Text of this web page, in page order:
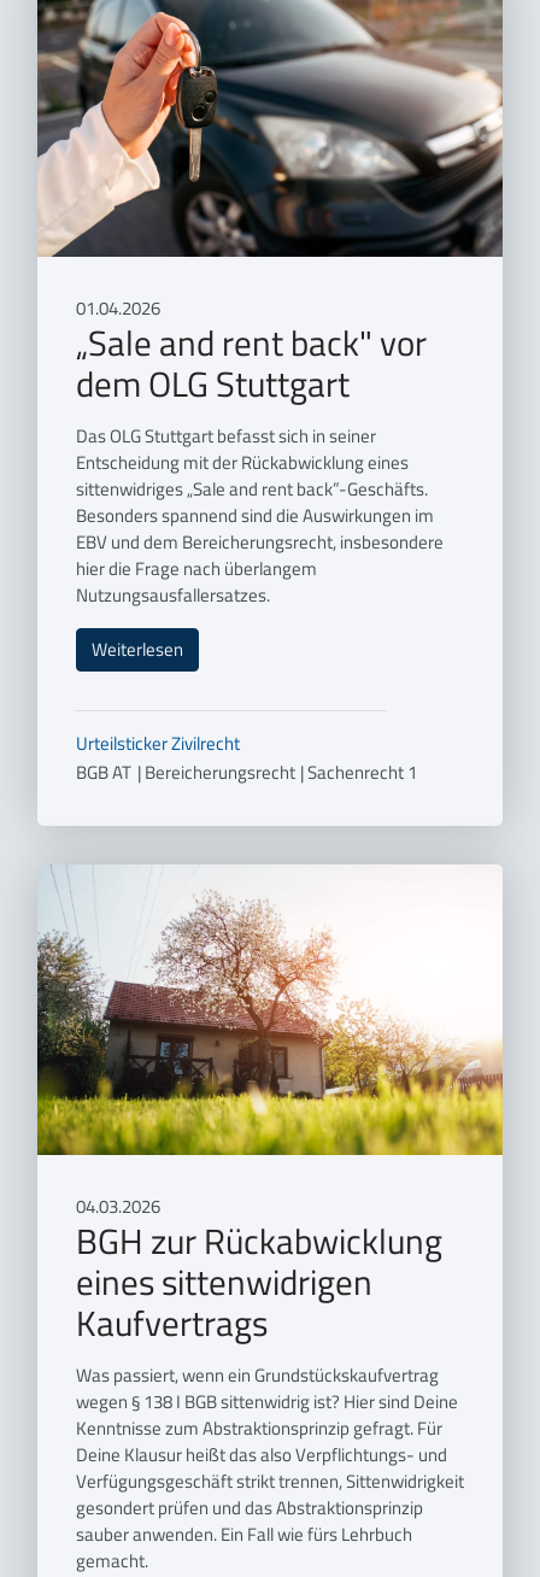
01.04.2026
„Sale and rent back" vor
dem OLG Stuttgart
Das OLG Stuttgart befasst sich in seiner
Entscheidung mit der Rückabwicklung eines
sittenwidriges „Sale and rent back”-Geschäfts.
Besonders spannend sind die Auswirkungen im
EBV und dem Bereicherungsrecht, insbesondere
hier die Frage nach überlangem
Nutzungsausfallersatzes.
Weiterlesen
UrteilstickerZivilrecht
BGB AT |Bereicherungsrecht |Sachenrecht 1
04.03.2026
BGH zur Rückabwicklung
eines sittenwidrigen
Kaufvertrags
Was passiert, wenn ein Grundstückskaufvertrag
wegen § 138 I BGB sittenwidrig ist? Hier sind Deine
Kenntnisse zum Abstraktionsprinzip gefragt. Für
Deine Klausur heißt das also Verpflichtungs- und
Verfügungsgeschäft strikt trennen, Sittenwidrigkeit
gesondert prüfen und das Abstraktionsprinzip
sauber anwenden. Ein Fall wie fürs Lehrbuch
gemacht.